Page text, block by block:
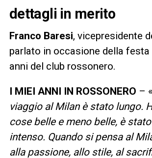
dettagli in merito
Franco Baresi, vicepresidente
parlato in occasione della festa
anni del club rossonero.
I MIEI ANNI IN ROSSONERO – «
viaggio al Milan è stato lungo.
cose belle e meno belle, è
intenso. Quando si pensa al
alla passione, allo stile, al